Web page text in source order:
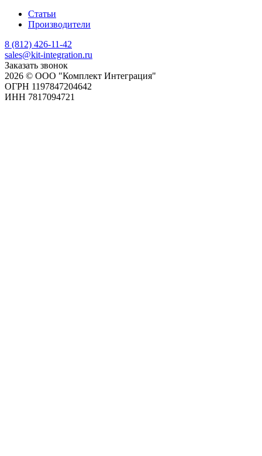
Статьи
Производители
8 (812) 426-11-42
sales@kit-integration.ru
Заказать звонок
2026 © ООО "Комплект Интеграция"
ОГРН 1197847204642
ИНН 7817094721